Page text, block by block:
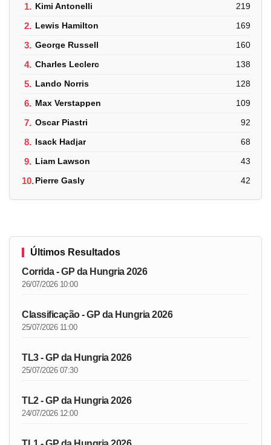
1. Kimi Antonelli 219
2. Lewis Hamilton 169
3. George Russell 160
4. Charles Leclerc 138
5. Lando Norris 128
6. Max Verstappen 109
7. Oscar Piastri 92
8. Isack Hadjar 68
9. Liam Lawson 43
10.Pierre Gasly 42
Últimos Resultados
Corrida - GP da Hungria 2026
26/07/2026 10:00
Classificação - GP da Hungria 2026
25/07/2026 11:00
TL3 - GP da Hungria 2026
25/07/2026 07:30
TL2 - GP da Hungria 2026
24/07/2026 12:00